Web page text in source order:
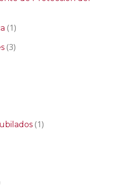
(1)
(3)
(1)